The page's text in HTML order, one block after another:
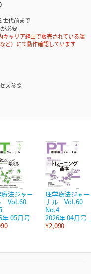
世代前まで
必要
ャリア経由で販売されている端
ど）にて動作確認しています
ス参照
法ジャー
Vol.60
年 05月号
理学療法ジャー
ナル Vol.60
No.4
2026年 04月号
¥2,090